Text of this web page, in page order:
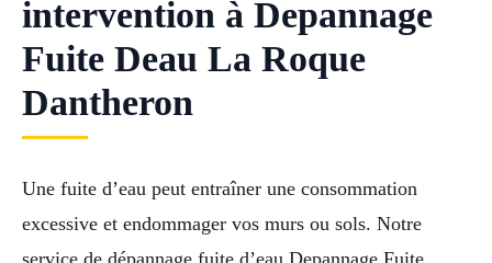
intervention à Depannage
Fuite Deau La Roque
Dantheron
Une fuite d’eau peut entraîner une consommation
excessive et endommager vos murs ou sols. Notre
service de dépannage fuite d’eau Depannage Fuite